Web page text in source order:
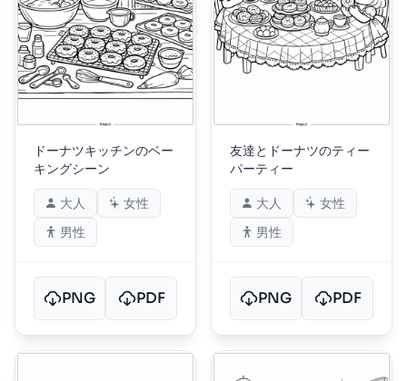
ドーナツキッチンのベー
キングシーン
大人
女性
男性
PNG PDF
友達とドーナツのティー
パーティー
大人
女性
男性
PNG PDF